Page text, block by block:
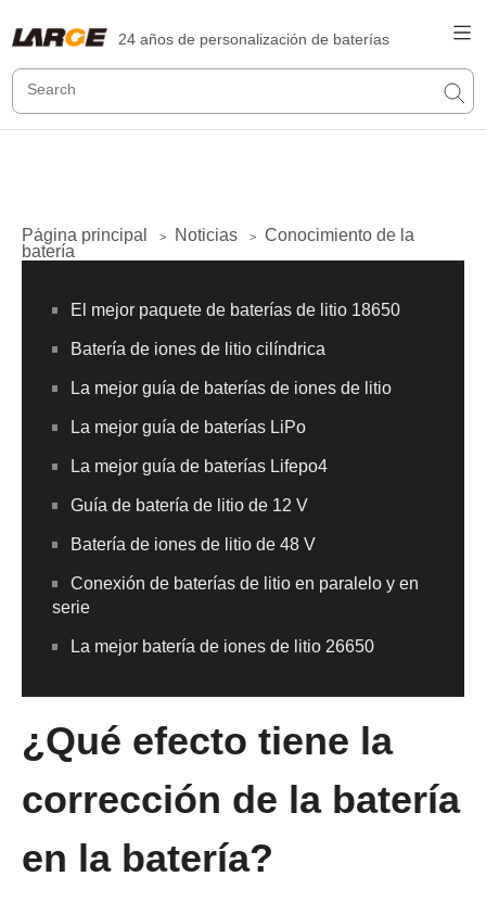
24 años de personalización de baterías
Página principal > Noticias >
Conocimiento de la
batería
El mejor paquete de baterías de litio 18650
Batería de iones de litio cilíndrica
La mejor guía de baterías de iones de litio
La mejor guía de baterías LiPo
La mejor guía de baterías Lifepo4
Guía de batería de litio de 12 V
Batería de iones de litio de 48 V
Conexión de baterías de litio en paralelo y en
serie
La mejor batería de iones de litio 26650
¿Qué efecto tiene la
corrección de la batería
en la batería?